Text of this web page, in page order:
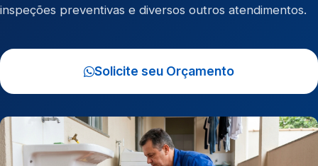
inspeções preventivas e diversos outros atendimentos.
Solicite seu Orçamento